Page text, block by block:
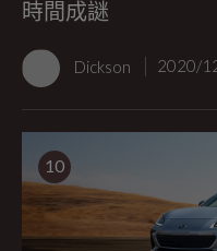
時間成謎
Dickson 2020/
10